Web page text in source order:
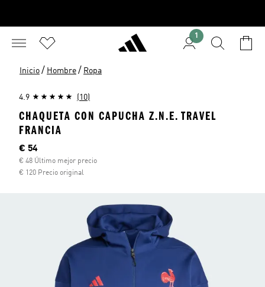
1
Inicio / Hombre / Ropa
4.9 (10)
CHAQUETA CON CAPUCHA Z.N.E. TRAVEL
FRANCIA
Precio actual
€ 54
€ 48 Último mejor precio
€ 120 Precio original